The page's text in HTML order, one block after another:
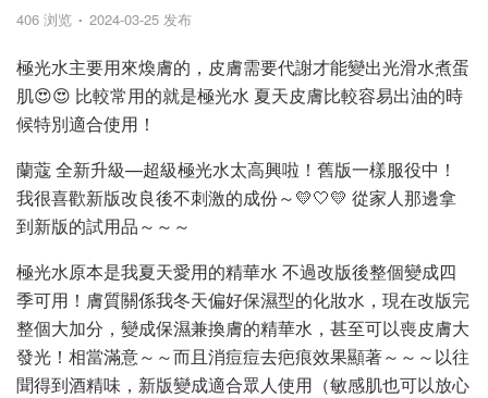
406 浏览 2024-03-25 发布
極光水主要用來煥膚的，皮膚需要代謝才能變出光滑水煮蛋
肌😍😍 比較常用的就是極光水 夏天皮膚比較容易出油的時
候特別適合使用！
蘭蔻 全新升級—超級極光水太高興啦！舊版一樣服役中！
我很喜歡新版改良後不刺激的成份～💛🤍💛 從家人那邊拿
到新版的試用品～～～
極光水原本是我夏天愛用的精華水 不過改版後整個變成四
季可用！膚質關係我冬天偏好保濕型的化妝水，現在改版完
整個大加分，變成保濕兼換膚的精華水，甚至可以喪皮膚大
發光！相當滿意～～而且消痘痘去疤痕效果顯著～～～以往
聞得到酒精味，新版變成適合眾人使用（敏感肌也可以放心